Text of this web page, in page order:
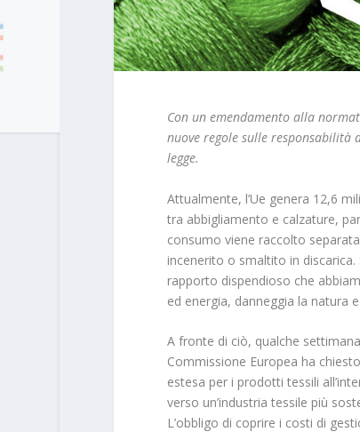
Con un emendamento alla
nuove regole sulle responsabilità
legge.
Attualmente, l’Ue genera 12,6
tra abbigliamento e calzature,
consumo viene raccolto
incenerito o smaltito in
rapporto dispendioso che
ed energia, danneggia la natura
A fronte di ciò, qualche
Commissione Europea ha
estesa per i prodotti tessili
verso un’industria tessile più
L’obbligo di coprire i costi di